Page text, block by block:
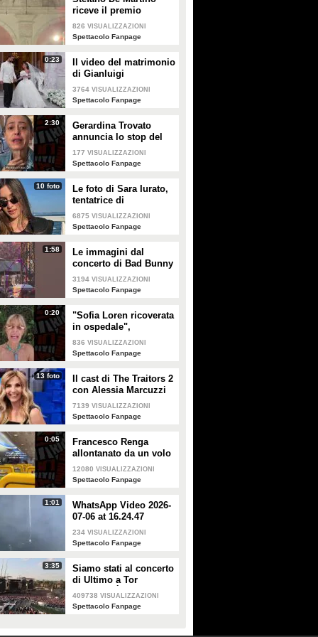
riceve il premio
intitolato al padre
Enrico
826 VISUALIZZAZIONI
Spettacolo Fanpage
0:23
Il video del matrimonio
di Gianluigi
Donnarumma e Alessia
Elefante
3764 VISUALIZZAZIONI
Spettacolo Fanpage
2:30
Gerardina Trovato
annuncia lo stop del
tour per problemi di
salute
177 VISUALIZZAZIONI
Spettacolo Fanpage
10 foto
Le foto di Sara Iurato,
tentatrice di
Temptation Island 2026
6875 VISUALIZZAZIONI
Spettacolo Fanpage
1:58
Le immagini dal
concerto di Bad Bunny
a Milano
3194 VISUALIZZAZIONI
Spettacolo Fanpage
0:20
"Sofia Loren ricoverata
in ospedale",
Alessandra Mussolini
smentisce: "È serena e
836 VISUALIZZAZIONI
Spettacolo Fanpage
13 foto
Il cast di The Traitors 2
con Alessia Marcuzzi
7139 VISUALIZZAZIONI
Spettacolo Fanpage
0:05
Francesco Renga
allontanato da un volo
Ryanair dopo una
discussione con gli
12080 VISUALIZZAZIONI
Spettacolo Fanpage
1:01
WhatsApp Video 2026-
07-06 at 16.24.47
234 VISUALIZZAZIONI
Spettacolo Fanpage
3:35
Siamo stati al concerto
di Ultimo a Tor
Vergata: "È il giorno
che aspettavo, questa è
409738 VISUALIZZAZIONI
Spettacolo Fanpage